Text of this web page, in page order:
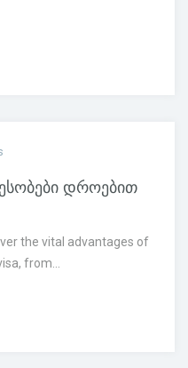
დროებით
the vital advantages of
from...